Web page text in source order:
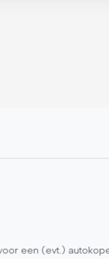
een (evt.)